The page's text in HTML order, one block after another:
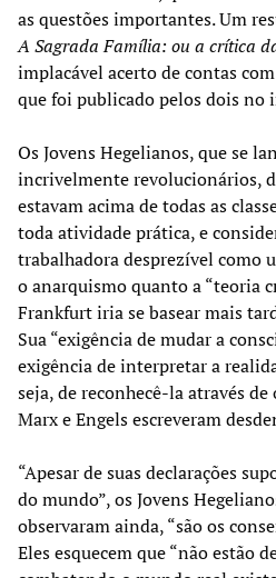
as questões importantes. Um
A Sagrada Família: ou a crítica
implacável acerto de contas
que foi publicado pelos dois no
Os Jovens Hegelianos, que se
incrivelmente revolucionários,
estavam acima de todas as
toda atividade prática, e
trabalhadora desprezível como
o anarquismo quanto a “teoria
Frankfurt iria se basear mais
Sua “exigência de mudar a
exigência de interpretar a
seja, de reconhecê-la através
Marx e Engels escreveram
“Apesar de suas declarações
do mundo”, os Jovens
observaram ainda, “são os
Eles esquecem que “não estão